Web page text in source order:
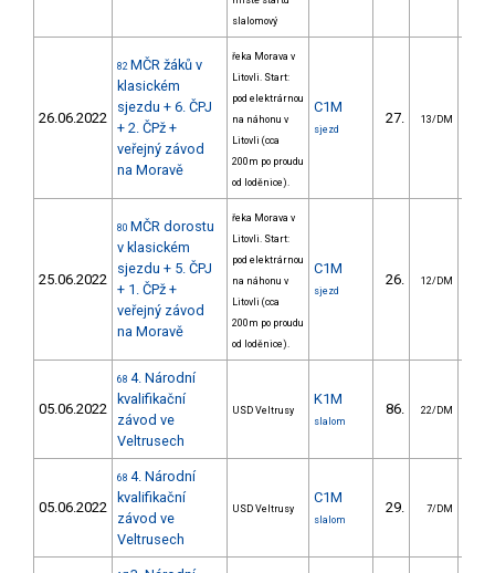
slalomový
26.06.2022
82 MČR žáků v
klasickém
sjezdu + 6. ČPJ
+ 2. ČPž +
veřejný závod
na Moravě
řeka Morava v
Litovli. Start:
pod elektrárnou
na náhonu v
Litovli (cca
200m po proudu
od loděnice).
C1M
sjezd
27. 13/DM
25.06.2022
80 MČR dorostu
v klasickém
sjezdu + 5. ČPJ
+ 1. ČPž +
veřejný závod
na Moravě
řeka Morava v
Litovli. Start:
pod elektrárnou
na náhonu v
Litovli (cca
200m po proudu
od loděnice).
C1M
sjezd
26. 12/DM
05.06.2022
68 4. Národní
kvalifikační
závod ve
Veltrusech
USD Veltrusy
K1M
slalom
86. 22/DM
05.06.2022
68 4. Národní
kvalifikační
závod ve
Veltrusech
USD Veltrusy
C1M
slalom
29. 7/DM